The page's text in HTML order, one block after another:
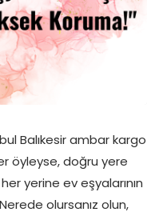
Balıkesir ambar kargo
öyleyse, doğru yere
yerine ev eşyalarının
olursanız olun,